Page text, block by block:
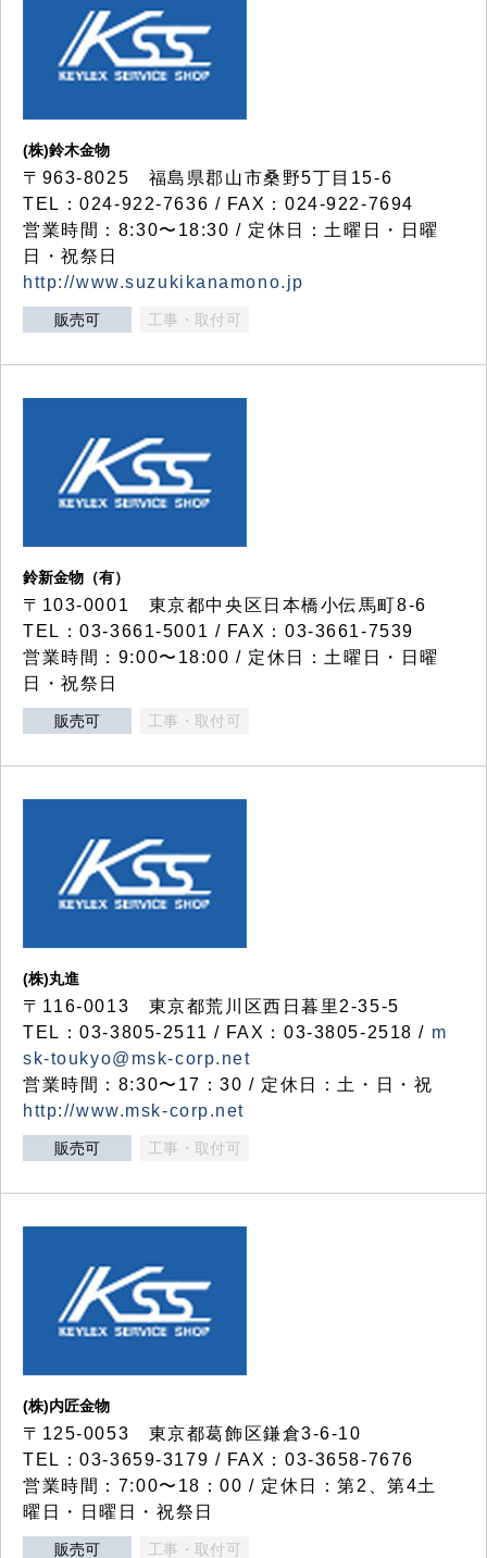
(株)鈴木金物
〒963-8025 福島県郡山市桑野5丁目15-6
TEL：024-922-7636 / FAX：024-922-7694
営業時間：8:30〜18:30 / 定休日：土曜日・日曜
日・祝祭日
http://www.suzukikanamono.jp
販売可 工事・取付可
鈴新金物（有）
〒103-0001 東京都中央区日本橋小伝馬町8-6
TEL：03-3661-5001 / FAX：03-3661-7539
営業時間：9:00〜18:00 / 定休日：土曜日・日曜
日・祝祭日
販売可 工事・取付可
(株)丸進
〒116-0013 東京都荒川区西日暮里2-35-5
TEL：03-3805-2511 / FAX：03-3805-2518 / m
sk-toukyo@msk-corp.net
営業時間：8:30〜17：30 / 定休日：土・日・祝
http://www.msk-corp.net
販売可 工事・取付可
(株)内匠金物
〒125-0053 東京都葛飾区鎌倉3-6-10
TEL：03-3659-3179 / FAX：03-3658-7676
営業時間：7:00〜18：00 / 定休日：第2、第4土
曜日・日曜日・祝祭日
販売可 工事・取付可